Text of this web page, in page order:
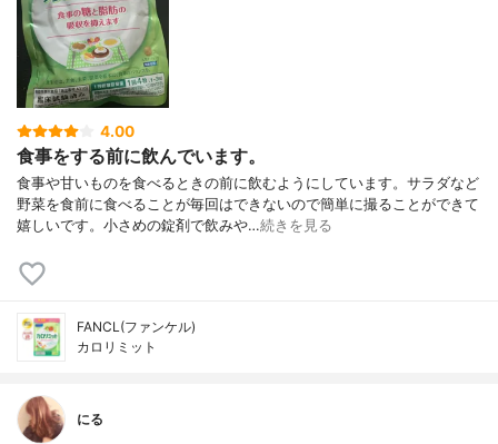
4.00
食事をする前に飲んでいます。
食事や甘いものを食べるときの前に飲むようにしています。サラダなど
野菜を食前に食べることが毎回はできないので簡単に撮ることができて
嬉しいです。小さめの錠剤で飲みや…続きを見る
FANCL(ファンケル)
カロリミット
にる